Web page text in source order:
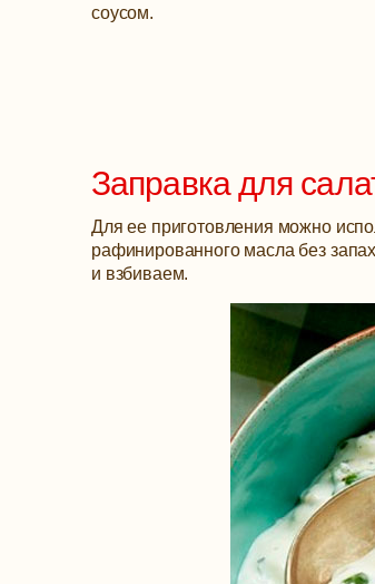
соусом.
Заправка для
Для ее приготовления можно
рафинированного масла без
и взбиваем.